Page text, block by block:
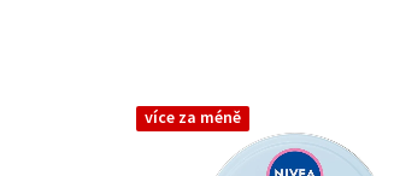
více za méně